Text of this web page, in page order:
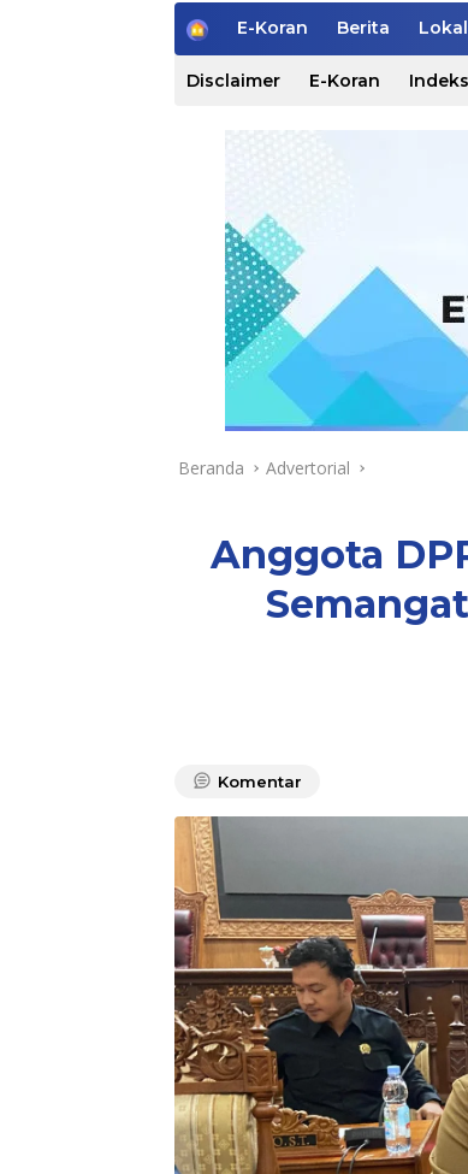
H
e
E-Koran Berita Lokal
Disclaimer E-Koran Indeks
Beranda Advertorial
Anggota
Komentar